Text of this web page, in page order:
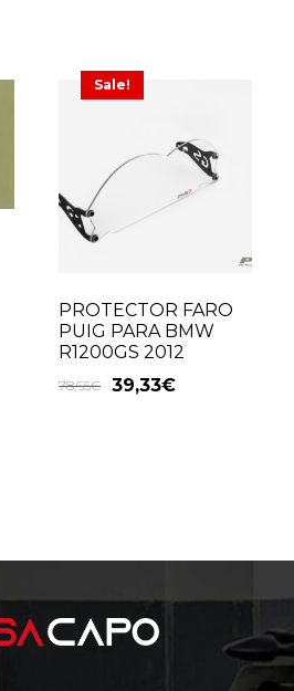
Sale!
PROTECTOR FARO
PUIG PARA BMW
R1200GS 2012
78,65€ 39,33€